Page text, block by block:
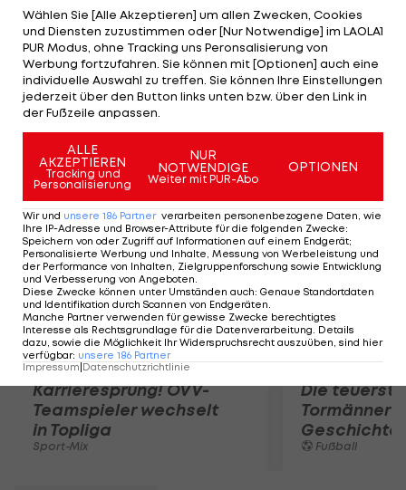
der Strafraumgrenze ins rechte Kreuzeck bringt
Aubameyang den BVB aber auf Kurs (31.). In Minute
38 legt der Gabuner nach und auch der dritte
Treffer geht auf das Konto des Torjägers: Nach
einem Bender-Schuss staubt Aubameyang ab.
Dodo (93.) betreibt noch Ergebniskosmetik.
Mehr zum Thema
Karrieresprung! ÖVV-
Teamspieler wechselt
in Topliga
Sport-Mix
Die
Tormänner
Geschichte
Fußball
Wählen Sie [Alle Akzeptieren] um allen Zwecken, Cookies
und Diensten zuzustimmen oder [Nur Notwendige] im LAOLA1
PUR Modus, ohne Tracking uns Peronsalisierung von
Werbung fortzufahren. Sie können mit [Optionen] auch eine
individuelle Auswahl zu treffen. Sie können Ihre Einstellungen
jederzeit über den Button links unten bzw. über den Link in
der Fußzeile anpassen.
ALLE
AKZEPTIEREN
Tracking und
Personalisierung
NUR
NOTWENDIGE
Weiter mit PUR-Abo
OPTIONEN
Wir und unsere 186 Partner verarbeiten personenbezogene Daten, wie
Ihre IP-Adresse und Browser-Attribute für die folgenden Zwecke:
Speichern von oder Zugriff auf Informationen auf einem Endgerät;
Personalisierte Werbung und Inhalte, Messung von Werbeleistung und
der Performance von Inhalten, Zielgruppenforschung sowie Entwicklung
und Verbesserung von Angeboten.
Diese Zwecke können unter Umständen auch: Genaue Standortdaten
und Identifikation durch Scannen von Endgeräten.
Manche Partner verwenden für gewisse Zwecke berechtigtes
Interesse als Rechtsgrundlage für die Datenverarbeitung. Details
dazu, sowie die Möglichkeit Ihr Widerspruchsrecht auszuüben, sind hier
verfügbar: unsere 186 Partner
Impressum Datenschutzrichtlinie